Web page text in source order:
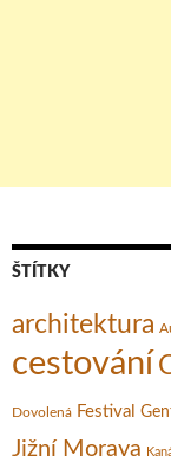
ŠTÍTKY
architektura
cestování
Dovolená Festival
Jižní Morava